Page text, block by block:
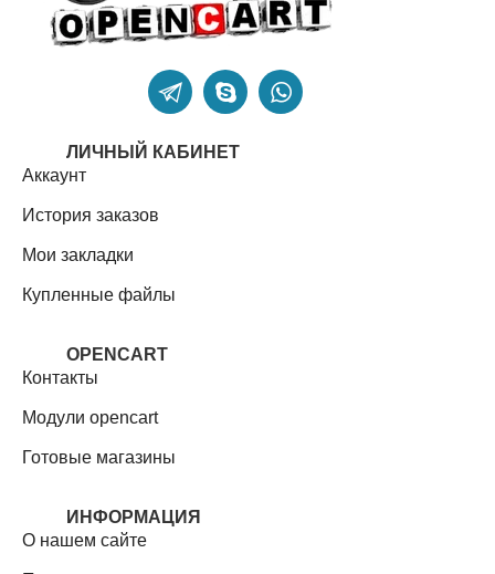
ЛИЧНЫЙ КАБИНЕТ
Аккаунт
История заказов
Мои закладки
Купленные файлы
OPENCART
Контакты
Модули opencart
Готовые магазины
ИНФОРМАЦИЯ
О нашем сайте